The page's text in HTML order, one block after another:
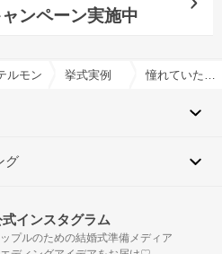
ンペーン実施中
覧
ルモントレ仙台で結婚式
挙式実例
グ
インスタグラム
プルのための結婚式準備メディア